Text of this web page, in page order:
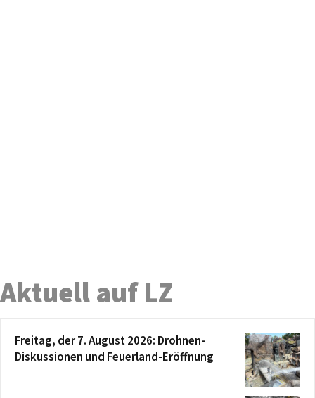
Aktuell auf LZ
Freitag, der 7. August 2026: Drohnen-
Diskussionen und Feuerland-Eröffnung